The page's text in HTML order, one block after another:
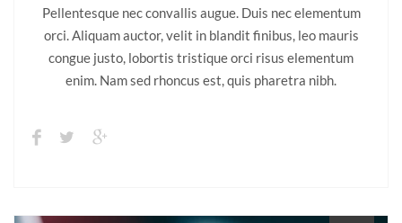
Pellentesque nec convallis augue. Duis nec elementum
orci. Aliquam auctor, velit in blandit finibus, leo mauris
congue justo, lobortis tristique orci risus elementum
enim. Nam sed rhoncus est, quis pharetra nibh.